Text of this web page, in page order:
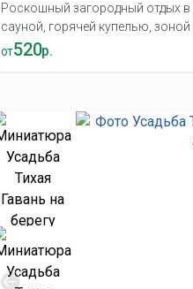
Роскошный загородный отдых в
сауной, горячей купелью, зоной
от520р.